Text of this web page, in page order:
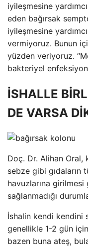
iyileşmesine
eden bağırsak
iyileşmesine
vermiyoruz. Bunun
yüzden veriyoruz.
bakteriyel
İSHALLE
DE VARSA
Doç. Dr. Alihan Oral,
sebze gibi
havuzlarına
sağlanmadığı
İshalin kendi kendini
genellikle 1-2 gün
bazen buna ateş,